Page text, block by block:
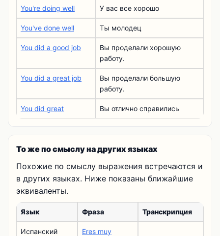
You're doing well У вас все хорошо
You've done well Ты молодец
You did a good job
Вы проделали хорошую
работу.
You did a great job
Вы проделали большую
работу.
You did great Вы отлично справились
То же по смыслу на других языках
Похожие по смыслу выражения встречаются и
в других языках. Ниже показаны ближайшие
эквиваленты.
Язык Фраза Транскрипция
Испанский
Eres muy